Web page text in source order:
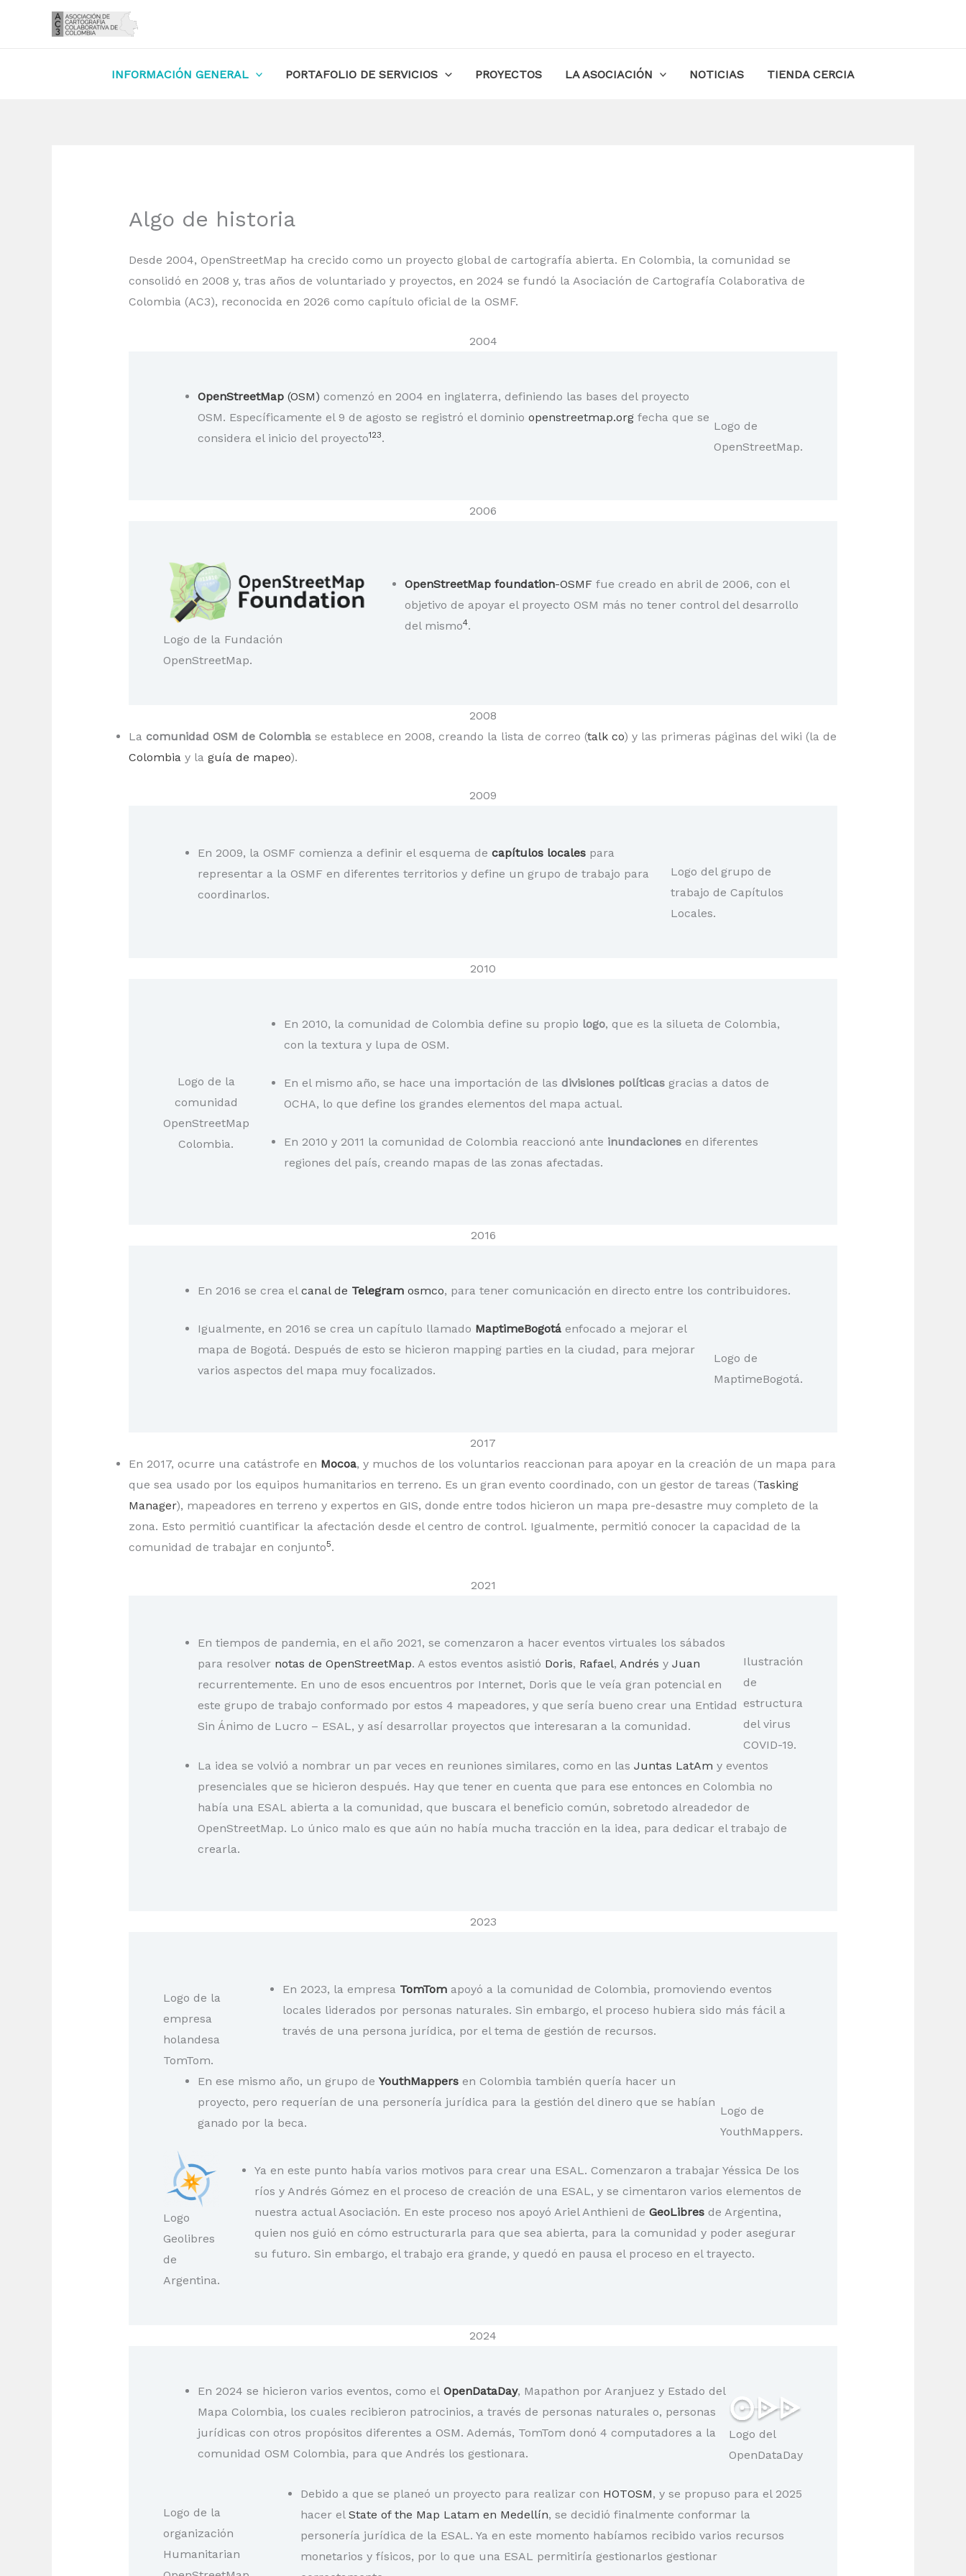
INFORMACIÓN GENERAL
PORTAFOLIO DE SERVICIOS PROYECTOS LA ASOCIACIÓN NOTICIAS TIENDA CERCIA
Algo de historia
Desde 2004, OpenStreetMap ha crecido como un proyecto global de cartografía abierta. En Colombia, la comunidad se
consolidó en 2008 y, tras años de voluntariado y proyectos, en 2024 se fundó la Asociación de Cartografía Colaborativa de
Colombia (AC3), reconocida en 2026 como capítulo oficial de la OSMF.
2004
OpenStreetMap(OSM) comenzó en 2004 en inglaterra, definiendo las bases del proyecto
OSM. Específicamente el 9 de agosto se registró el dominio openstreetmap.orgfecha que se
considera el inicio del proyecto123.
Logo de
OpenStreetMap.
2006
Logo de la Fundación
OpenStreetMap.
OpenStreetMap foundation-OSMFfue creado en abril de 2006, con el
objetivo de apoyar el proyecto OSM más no tener control del desarrollo
del mismo4.
2008
La comunidad OSM de Colombiase establece en 2008, creando la lista de correo (talk co) y las primeras páginas del wiki (la de
Colombiay la guía de mapeo).
2009
En 2009, la OSMF comienza a definir el esquema de capítulos localespara
representar a la OSMF en diferentes territorios y define un grupo de trabajo para
coordinarlos.
Logo del grupo de
trabajo de Capítulos
Locales.
2010
Logo de la
comunidad
OpenStreetMap
Colombia.
En 2010, la comunidad de Colombia define su propio logo, que es la silueta de Colombia,
con la textura y lupa de OSM.
En el mismo año, se hace una importación de las divisiones políticasgracias a datos de
OCHA, lo que define los grandes elementos del mapa actual.
En 2010 y 2011 la comunidad de Colombia reaccionó ante inundacionesen diferentes
regiones del país, creando mapas de las zonas afectadas.
2016
En 2016 se crea el canal de Telegramosmco, para tener comunicación en directo entre los contribuidores.
Igualmente, en 2016 se crea un capítulo llamado MaptimeBogotáenfocado a mejorar el
mapa de Bogotá. Después de esto se hicieron mapping parties en la ciudad, para mejorar
varios aspectos del mapa muy focalizados.
Logo de
MaptimeBogotá.
2017
En 2017, ocurre una catástrofe en Mocoa, y muchos de los voluntarios reaccionan para apoyar en la creación de un mapa para
que sea usado por los equipos humanitarios en terreno. Es un gran evento coordinado, con un gestor de tareas (Tasking
Manager), mapeadores en terreno y expertos en GIS, donde entre todos hicieron un mapa pre-desastre muy completo de la
zona. Esto permitió cuantificar la afectación desde el centro de control. Igualmente, permitió conocer la capacidad de la
comunidad de trabajar en conjunto5.
2021
En tiempos de pandemia, en el año 2021, se comenzaron a hacer eventos virtuales los sábados
para resolver notas de OpenStreetMap. A estos eventos asistió Doris, Rafael, Andrés y Juan
recurrentemente. En uno de esos encuentros por Internet, Doris que le veía gran potencial en
este grupo de trabajo conformado por estos 4 mapeadores, y que sería bueno crear una Entidad
Sin Ánimo de Lucro – ESAL, y así desarrollar proyectos que interesaran a la comunidad.
Ilustración
de
estructura
del virus
COVID-19.
La idea se volvió a nombrar un par veces en reuniones similares, como en las Juntas LatAm y eventos
presenciales que se hicieron después. Hay que tener en cuenta que para ese entonces en Colombia no
había una ESAL abierta a la comunidad, que buscara el beneficio común, sobretodo alreadedor de
OpenStreetMap. Lo único malo es que aún no había mucha tracción en la idea, para dedicar el trabajo de
crearla.
2023
Logo de la
empresa
holandesa
TomTom.
En 2023, la empresa TomTomapoyó a la comunidad de Colombia, promoviendo eventos
locales liderados por personas naturales. Sin embargo, el proceso hubiera sido más fácil a
través de una persona jurídica, por el tema de gestión de recursos.
En ese mismo año, un grupo de YouthMappersen Colombia también quería hacer un
proyecto, pero requerían de una personería jurídica para la gestión del dinero que se habían
ganado por la beca.
Logo de
YouthMappers.
Logo
Geolibres
de
Argentina.
Ya en este punto había varios motivos para crear una ESAL. Comenzaron a trabajar Yéssica De los
ríos y Andrés Gómez en el proceso de creación de una ESAL, y se cimentaron varios elementos de
nuestra actual Asociación. En este proceso nos apoyó Ariel Anthieni de GeoLibresde Argentina,
quien nos guió en cómo estructurarla para que sea abierta, para la comunidad y poder asegurar
su futuro. Sin embargo, el trabajo era grande, y quedó en pausa el proceso en el trayecto.
2024
En 2024 se hicieron varios eventos, como el OpenDataDay, Mapathon por Aranjuez y Estado del
Mapa Colombia, los cuales recibieron patrocinios, a través de personas naturales o, personas
jurídicas con otros propósitos diferentes a OSM. Además, TomTom donó 4 computadores a la
comunidad OSM Colombia, para que Andrés los gestionara.
Logo del
OpenDataDay
Logo de la
organización
Humanitarian
Debido a que se planeó un proyecto para realizar con HOTOSM, y se propuso para el 2025
hacer elState of the Map Latam en Medellín, se decidió finalmente conformar la
personería jurídica de la ESAL. Ya en este momento habíamos recibido varios recursos
monetarios y físicos, por lo que una ESAL permitiría gestionarlos gestionar